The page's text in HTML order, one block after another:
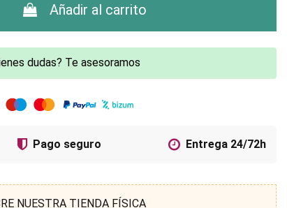
Añadir al carrito
dudas? Te asesoramos
Pago seguro Entrega 24/72h
NUESTRA TIENDA FÍSICA